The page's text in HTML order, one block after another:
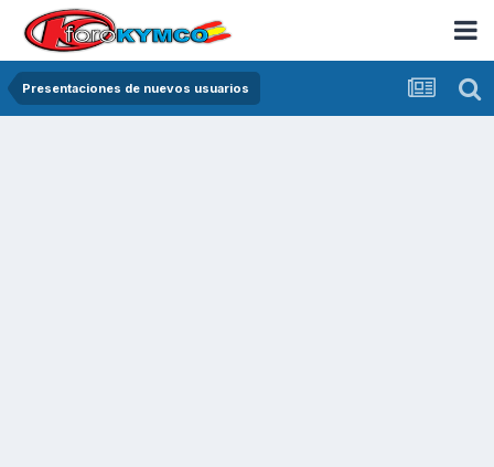
Presentaciones de nuevos usuarios